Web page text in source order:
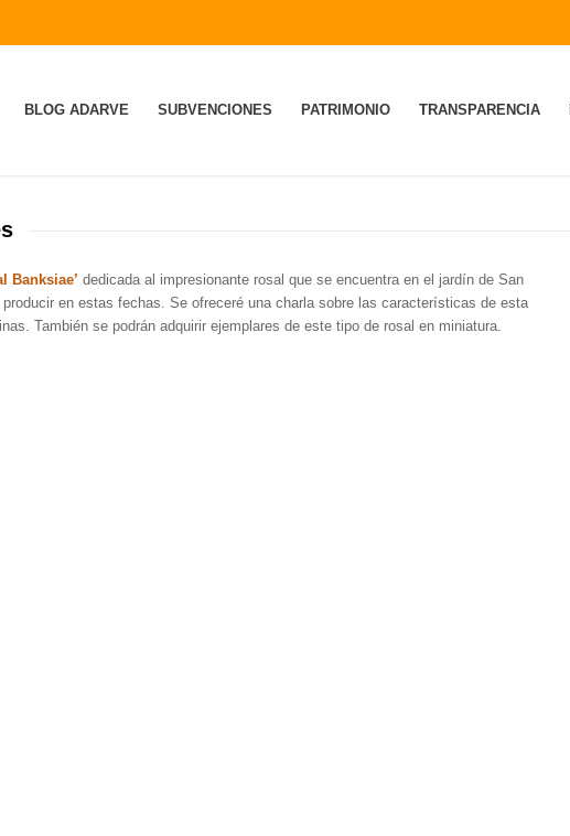
BLOG ADARVE SUBVENCIONES PATRIMONIO TRANSPARENCIA
Banksiae’ dedicada al impresionante rosal que se encuentra en el jardín de San
en estas fechas. Se ofreceré una charla sobre las características de esta
También se podrán adquirir ejemplares de este tipo de rosal en miniatura.